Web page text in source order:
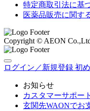
特定商取引法に基
医薬品販売に関す
Copyright © AEON
ログイン／新規登録 初
お知らせ
カスタマーサポー
玄関先WAONでお